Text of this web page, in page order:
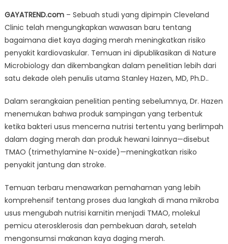
GAYATREND.com– Sebuah studi yang dipimpin Cleveland
Clinic telah mengungkapkan wawasan baru tentang
bagaimana diet kaya daging merah meningkatkan risiko
penyakit kardiovaskular. Temuan ini dipublikasikan di Nature
Microbiology dan dikembangkan dalam penelitian lebih dari
satu dekade oleh penulis utama Stanley Hazen, MD, Ph.D..
Dalam serangkaian penelitian penting sebelumnya, Dr. Hazen
menemukan bahwa produk sampingan yang terbentuk
ketika bakteri usus mencerna nutrisi tertentu yang berlimpah
dalam daging merah dan produk hewani lainnya—disebut
TMAO (trimethylamine N-oxide)—meningkatkan risiko
penyakit jantung dan stroke.
Temuan terbaru menawarkan pemahaman yang lebih
komprehensif tentang proses dua langkah di mana mikroba
usus mengubah nutrisi karnitin menjadi TMAO, molekul
pemicu aterosklerosis dan pembekuan darah, setelah
mengonsumsi makanan kaya daging merah.